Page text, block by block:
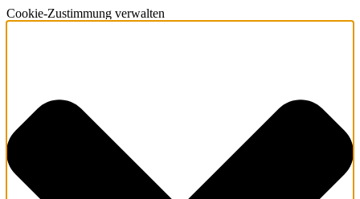
Cookie-Zustimmung verwalten